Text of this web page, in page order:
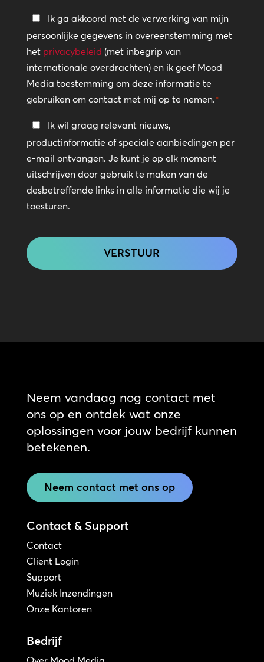
Privacybeleid
*
Ik ga akkoord met de verwerking van mijn
persoonlijke gegevens in overeenstemming met
het privacybeleid (met inbegrip van
internationale overdrachten) en ik geef Mood
Media toestemming om deze informatie te
gebruiken om contact met mij op te nemen.*
Blijf
in
contact
Ik wil graag relevant nieuws,
productinformatie of speciale aanbiedingen per
e-mail ontvangen. Je kunt je op elk moment
uitschrijven door gebruik te maken van de
desbetreffende links in alle informatie die wij je
toesturen.
Neem vandaag nog contact met
ons op en ontdek wat onze
oplossingen voor jouw bedrijf kunnen
betekenen.
Neem contact met ons op
Contact & Support
Contact
Client Login
Support
Muziek Inzendingen
Onze Kantoren
Bedrijf